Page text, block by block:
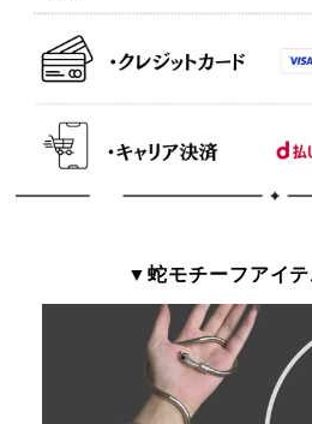
▼蛇モチーフアイ